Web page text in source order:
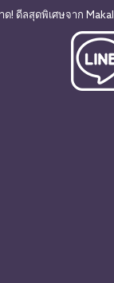
! ดีลสุดพิเศษจาก